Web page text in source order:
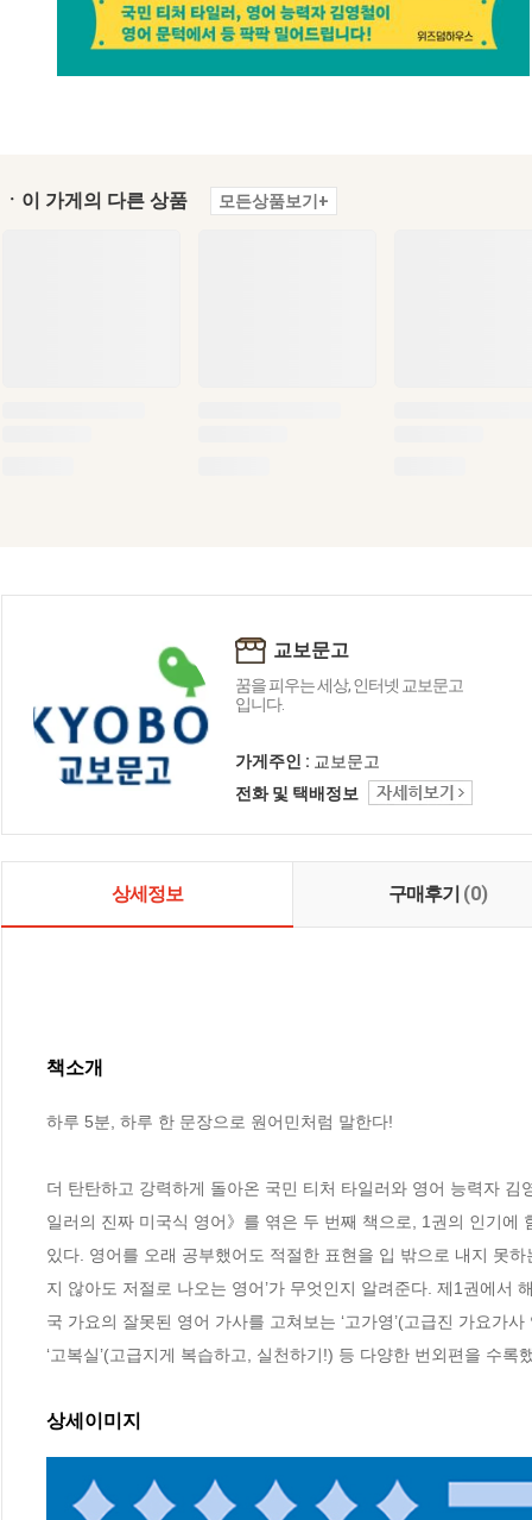
ㆍ이 가게의 다른 상품 모든상품보기+
교보문고
꿈을 피우는 세상, 인터넷 교보문고
입니다.
가게주인 : 교보문고
전화 및 택배정보
상세정보 구매후기 (0)
책소개
하루 5분, 하루 한 문장으로 원어민처럼 말한다!
더 탄탄하고 강력하게 돌아온 국민 티처 타일러와 영어 능력자
일러의 진짜 미국식 영어》를 엮은 두 번째 책으로, 1권의 인기
있다. 영어를 오래 공부했어도 적절한 표현을 입 밖으로 내지 못
지 않아도 저절로 나오는 영어’가 무엇인지 알려준다. 제1권에서
국 가요의 잘못된 영어 가사를 고쳐보는 ‘고가영’(고급진 가요가
‘고복실’(고급지게 복습하고, 실천하기!) 등 다양한 번외편을 수록
상세이미지